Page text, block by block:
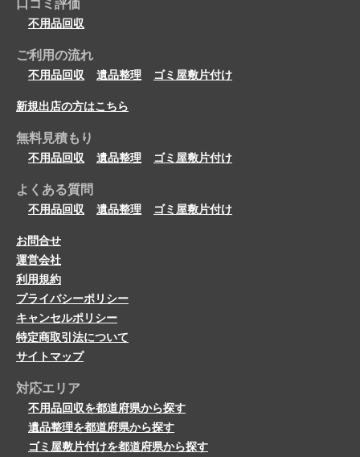
口コミ評価
不用品回収
ご利用の流れ
不用品回収 遺品整理 ゴミ屋敷片付け
新規出店の方はこちら
無料見積もり
不用品回収 遺品整理 ゴミ屋敷片付け
よくある質問
不用品回収 遺品整理 ゴミ屋敷片付け
お問合せ
運営会社
利用規約
プライバシーポリシー
キャンセルポリシー
特定商取引法について
サイトマップ
対応エリア
不用品回収を都道府県から探す
遺品整理を都道府県から探す
ゴミ屋敷片付けを都道府県から探す